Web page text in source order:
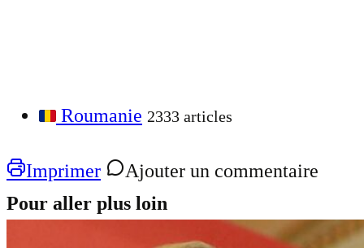
Roumanie 2333 articles
Imprimer
Ajouter un commentaire
Pour aller plus loin